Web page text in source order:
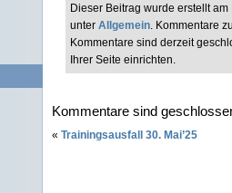
Dieser Beitrag wurde erstellt
unter Allgemein . Kommentare
Kommentare sind derzeit
Ihrer Seite einrichten.
Kommentare sind
« Trainingsausfall 30. Mai’25